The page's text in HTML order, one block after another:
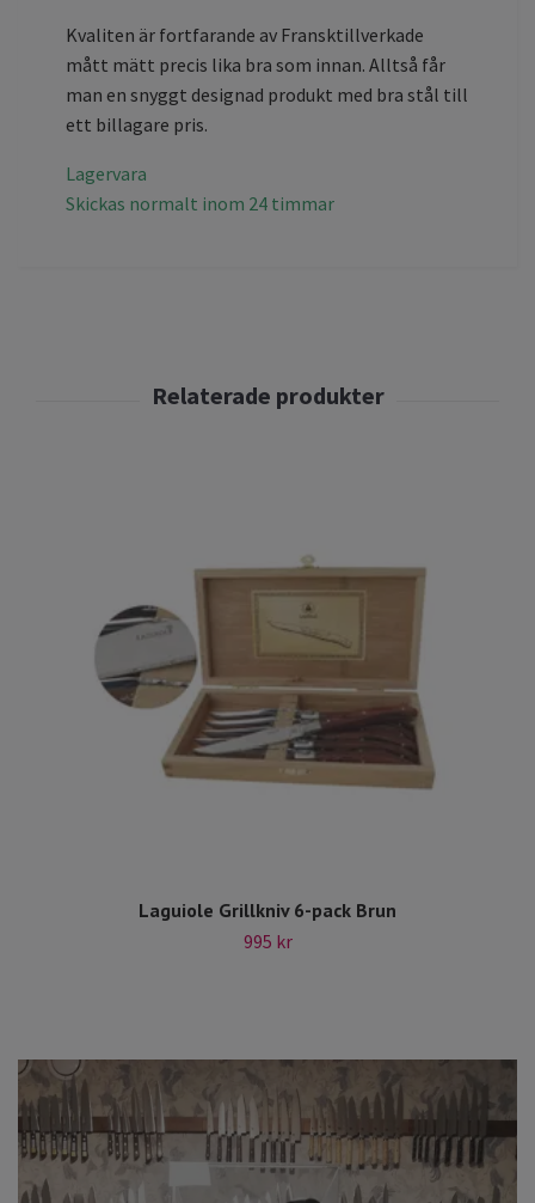
Kvaliten är fortfarande av Fransktillverkade
mått mätt precis lika bra som innan. Alltså får
man en snyggt designad produkt med bra stål till
ett billagare pris.
Lagervara
Skickas normalt inom 24 timmar
Laguiole Grillkniv 6-pack Brun
995 kr